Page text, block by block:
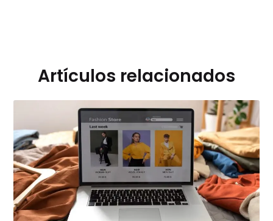
Artículos relacionados